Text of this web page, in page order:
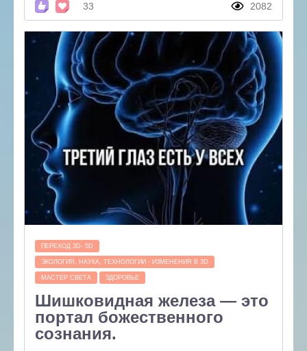
33 2082
ПЕРЕХОД 3D- 5D
ЭКОЛОГИЯ, НАУКА, ТЕХНОЛОГИИ - ИЗМЕНЕНИЯ В 3D
МАСТЕР СВЕТА ЗДОРОВЬЕ
Шишковидная железа — это
портал божественного
сознания.